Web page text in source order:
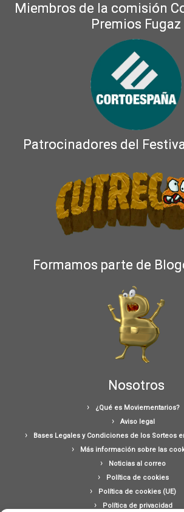
Miembros de la comisión
Premios Fugaz
Patrocinadores del
Formamos parte de
Nosotros
¿Qué es Moviementarios?
Aviso legal
Bases Legales y Condiciones de los Sorteos
Más información sobre las
Noticias al correo
Política de cookies
Política de cookies (UE)
Política de privacidad